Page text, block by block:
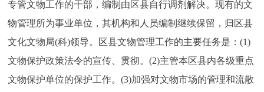
专管文物工作的干部，编制由区县自行调剂解决。现有的文
物管理所为事业单位，其机构和人员编制继续保留，归区县
文化文物局(科)领导。区县文物管理工作的主要任务是：(1)
文物保护政策法令的宣传、贯彻。(2)主管本区县内各级重点
文物保护单位的保护工作。(3)加强对文物市场的管理和流散